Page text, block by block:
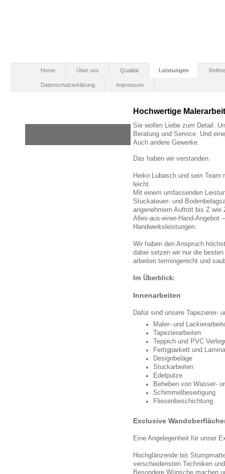
Home Über uns Qualität Leistungen
Datenschutzerklärung Impressum
Hochwertige
Sie wollen Liebe zum Detail.
Beratung und Service. Und
Auch andere Gewerke.
Das haben wir verstanden.
Heiko Lubasch und sein Team
leicht.
Mit einem umfassenden
Stuckateuer- und
angenehmem Auftritt bis Z
Alles-aus-einer-Hand-Angebot
Handwerksleistungen.
Wir haben den Anspruch
dabei setzen wir nur die
arbeiten termingerecht und
Im Überblick:
Innenarbeiten
Dafür sind unsere Tapezierer-
Maler- und
Tapezierarbeiten
Teppich und PVC
Fertigparkett und
Designbeläge
Stuckarbeiten
Edelputze
Beheben von Wasser-
Schimmelbeseitigung
Fliesenbeschichtung
Exclusive
Eine Angelegenheit für unser
Hochglänzende bis
verschiedensten Techniken
Besondere Wünsche machen